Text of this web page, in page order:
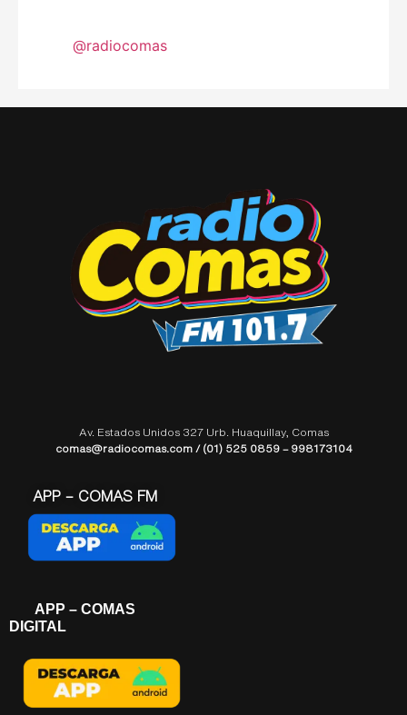
@radiocomas
Av. Estados Unidos 327 Urb. Huaquillay, Comas
comas@radiocomas.com / (01) 525 0859 – 998173104
APP – COMAS FM
APP – COMAS
DIGITAL